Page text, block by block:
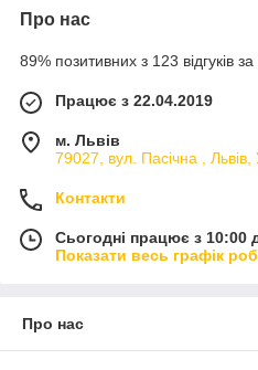
Про нас
89% позитивних з 123 відгуків за
Працює з 22.04.2019
м. Львів
79027, вул. Пасічна , Львів,
Контакти
Сьогодні працює з 10:00
Показати весь графік
Про нас